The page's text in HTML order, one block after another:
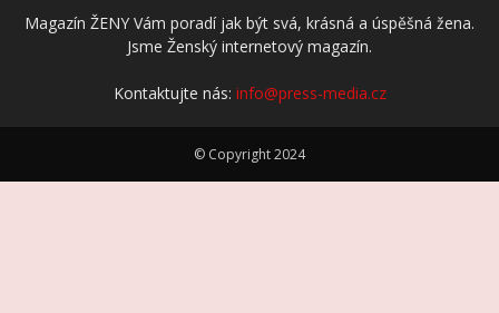
Magazín ŽENY Vám poradí jak být svá, krásná a úspěšná žena.
Jsme Ženský internetový magazín.
Kontaktujte nás: info@press-media.cz
© Copyright 2024